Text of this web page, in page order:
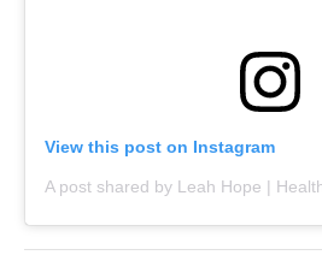
View this post on Instagram